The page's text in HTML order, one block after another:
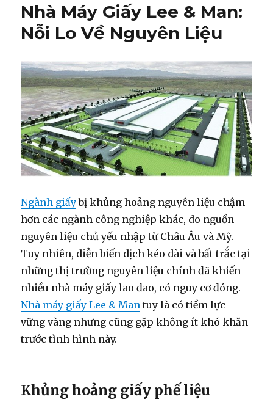
Lee
Man:
Quyết
Để
Phát
Triển
Bền
Vững
Nhà Máy Giấy Lee & Man:
Nỗi Lo Về Nguyên Liệu
Ngành giấybị khủng hoảng nguyên liệu chậm
hơn các ngành công nghiệp khác, do nguồn
nguyên liệu chủ yếu nhập từ Châu Âu và Mỹ.
Tuy nhiên, diễn biến dịch kéo dài và bất trắc tại
những thị trường nguyên liệu chính đã khiến
nhiều nhà máy giấy lao đao, có nguy cơ đóng.
Nhà máy giấy Lee & Man tuy là có tiềm lực
vững vàng nhưng cũng gặp không ít khó khăn
trước tình hình này.
Khủng hoảng giấy phế liệu